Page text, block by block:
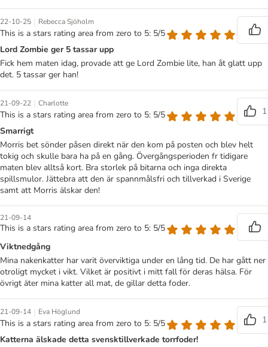
22-10-25 | Rebecca Sjöholm
This is a stars rating area from zero to 5: 5/5
Lord Zombie ger 5 tassar upp
Fick hem maten idag, provade att ge Lord Zombie lite, han åt glatt upp
det. 5 tassar ger han!
21-09-22 | Charlotte
This is a stars rating area from zero to 5: 5/5
1
Smarrigt
Morris bet sönder påsen direkt när den kom på posten och blev helt
tokig och skulle bara ha på en gång. Övergångsperioden fr tidigare
maten blev alltså kort. Bra storlek på bitarna och inga direkta
spillsmulor. Jättebra att den är spannmålsfri och tillverkad i Sverige
samt att Morris älskar den!
21-09-14
This is a stars rating area from zero to 5: 5/5
Viktnedgång
Mina nakenkatter har varit överviktiga under en lång tid. De har gått ner
otroligt mycket i vikt. Vilket är positivt i mitt fall för deras hälsa. För
övrigt äter mina katter all mat, de gillar detta foder.
21-09-14 | Eva Höglund
This is a stars rating area from zero to 5: 5/5
1
Katterna älskade detta svensktillverkade torrfoder!